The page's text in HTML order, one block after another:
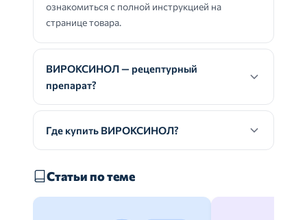
ознакомиться с полной инструкцией на
странице товара.
ВИРОКСИНОЛ — рецептурный
препарат?
Где купить ВИРОКСИНОЛ?
Статьи по теме